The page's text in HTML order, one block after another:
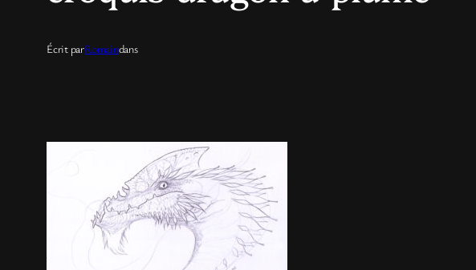
Écrit parRomaindans